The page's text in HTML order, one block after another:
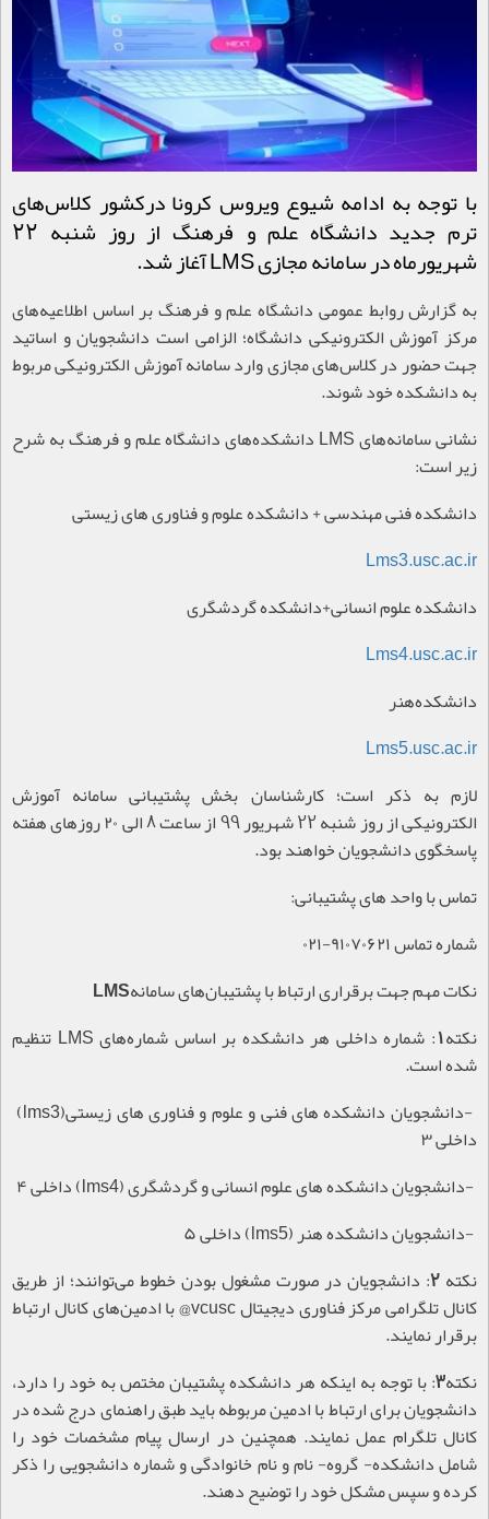
با توجه به ادامه شیوع ویروس کرونا درکشور کلاس‌های
ترم جدید دانشگاه علم و فرهنگ از روز شنبه 22
شهریورماه در سامانه مجازی LMS آغاز شد.
به گزارش روابط عمومی دانشگاه علم و فرهنگ بر اساس اطلاعیه‌های
مرکز آموزش الکترونیکی دانشگاه؛ الزامی است دانشجویان و اساتید
جهت حضور در کلاس‌های مجازی وارد سامانه آموزش الکترونیکی مربوط
به دانشکده خود شوند.
نشانی سامانه‌هایLMSدانشکده‌های دانشگاه علم و فرهنگ به شرح
زیر است:
دانشکده فنی مهندسی + دانشکده علوم و فناوری های زیستی
Lms3.usc.ac.ir
دانشکده علوم انسانی+دانشکده گردشگری
Lms4.usc.ac.ir
دانشکده‌هنر
Lms5.usc.ac.ir
لازم به ذکر است؛ کارشناسان بخش پشتيبانی سامانه آموزش
الکترونيکی از روز شنبه 22 شهريور 99 از ساعت 8 الی ۲۰ روزهای هفته
پاسخگوی دانشجويان خواهند بود.
تماس با واحد های پشتيبانی:
شماره تماس ۹۱۰۷۰۶۲۱-۰۲۱
نکات مهم جهت برقراری ارتباط با پشتیبان‌های سامانهLMS
نکته1:
شماره داخلی‌ هر دانشکده بر اساس شماره‌هایLMS تنظیم
شده است.
-دانشجویان دانشکده های فنی و علوم و فناوری های زیستی(lms3)
داخلی ۳
-دانشجویان دانشکده های علوم انسانی و گردشگری(lms4)داخلی ۴
-دانشجویان دانشکده هنر(lms5)داخلی ۵
نکته 2:
دانشجویان در صورت مشغول بودن خطوط می‌توانند؛ از طریق
کانال تلگرامی مرکز فناوری دیجیتال@vcuscبا ادمین‌های کانال ارتباط
برقرار نمایند.
نکته3: با توجه به اینکه هر دانشکده پشتیبان مختص به خود را دارد،
دانشجویان برای ارتباط با ادمین مربوطه باید طبق راهنمای درج شده در
کانال تلگرام عمل نمایند. همچنین در ارسال پیام مشخصات خود را
شامل دانشکده- گروه- نام و نام خانوادگی و شماره دانشجویی را ذکر
کرده و سپس مشکل خود را توضیح دهند.